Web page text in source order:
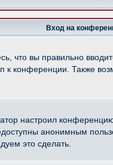
Вход на
что вы правильно
к конференции. Также
настроил
анонимным
это сделать.